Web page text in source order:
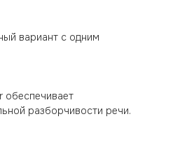
вариант с одним
обеспечивает
разборчивости речи.